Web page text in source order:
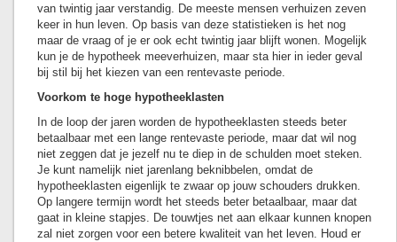
van twintig jaar verstandig. De meeste mensen verhuizen zeven
keer in hun leven. Op basis van deze statistieken is het nog
maar de vraag of je er ook echt twintig jaar blijft wonen. Mogelijk
kun je de hypotheek meeverhuizen, maar sta hier in ieder geval
bij stil bij het kiezen van een rentevaste periode.
Voorkom te hoge hypotheeklasten
In de loop der jaren worden de hypotheeklasten steeds beter
betaalbaar met een lange rentevaste periode, maar dat wil nog
niet zeggen dat je jezelf nu te diep in de schulden moet steken.
Je kunt namelijk niet jarenlang beknibbelen, omdat de
hypotheeklasten eigenlijk te zwaar op jouw schouders drukken.
Op langere termijn wordt het steeds beter betaalbaar, maar dat
gaat in kleine stapjes. De touwtjes net aan elkaar kunnen knopen
zal niet zorgen voor een betere kwaliteit van het leven. Houd er